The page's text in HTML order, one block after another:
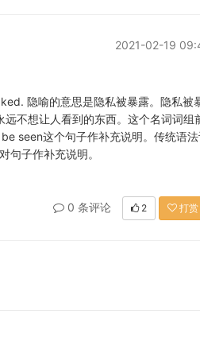
2021-02-19
隐喻的意思是隐私被暴露。隐私被
不想让人看到的东西。这个名词词组
seen这个句子作补充说明。传统语法
句子作补充说明。
0 条评论 2 打赏